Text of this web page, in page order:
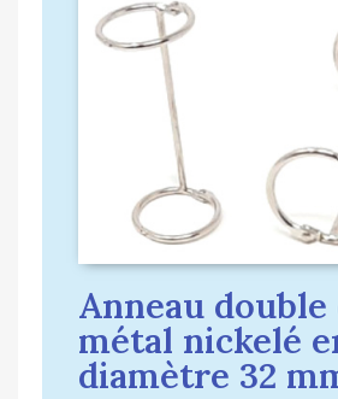
Anneau double
métal nickelé
diamètre 32